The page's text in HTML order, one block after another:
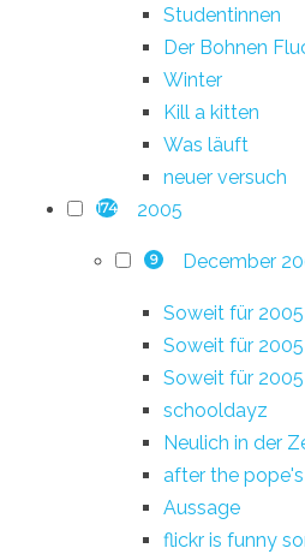
Studentinnen
Der Bohnen
Winter
Kill a kitten
Was läuft
neuer versuch
174 2005
9 December
Soweit für 2005
Soweit für 2005
Soweit für 2005
schooldayz
Neulich in der
after the
Aussage
flickr is funny